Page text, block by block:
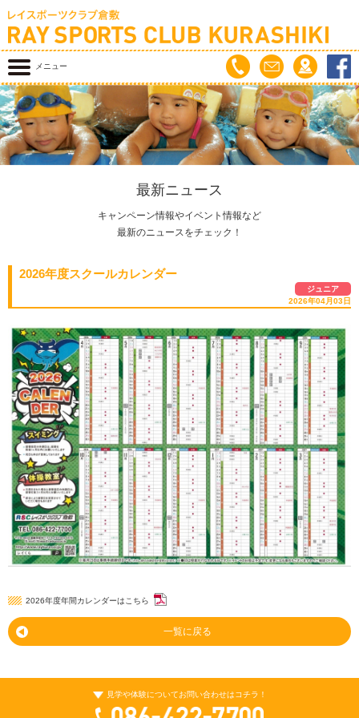
メニュー
最新ニュース
キャンペーン情報やイベント情報など
最新のニュースをチェック！
2026年度スクールカレンダー
ジュニア
2026年04月03日
2026年度年間カレンダーはこちら
一覧に戻る
見学や体験についてお問い合わせはコチラ！